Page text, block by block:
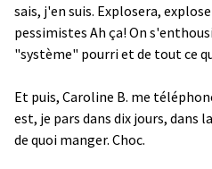
sais, j'en suis. Explosera,
pessimistes Ah ça! On
"système" pourri et de tout ce
Et puis, Caroline B. me
est, je pars dans dix jours, dans
de quoi manger. Choc.